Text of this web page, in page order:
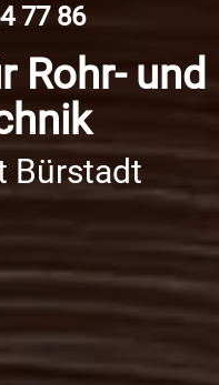
77 86
Rohr- und
Bürstadt